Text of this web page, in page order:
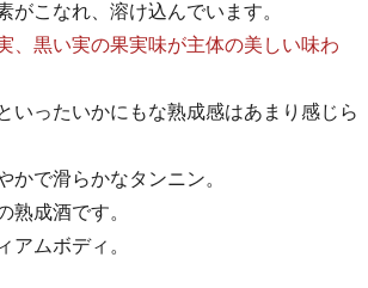
がこなれ、溶け込んでいます。
、黒い実の果実味が主体の美しい味わ
いったいかにもな熟成感はあまり感じら
かで滑らかなタンニン。
熟成酒です。
アムボディ。